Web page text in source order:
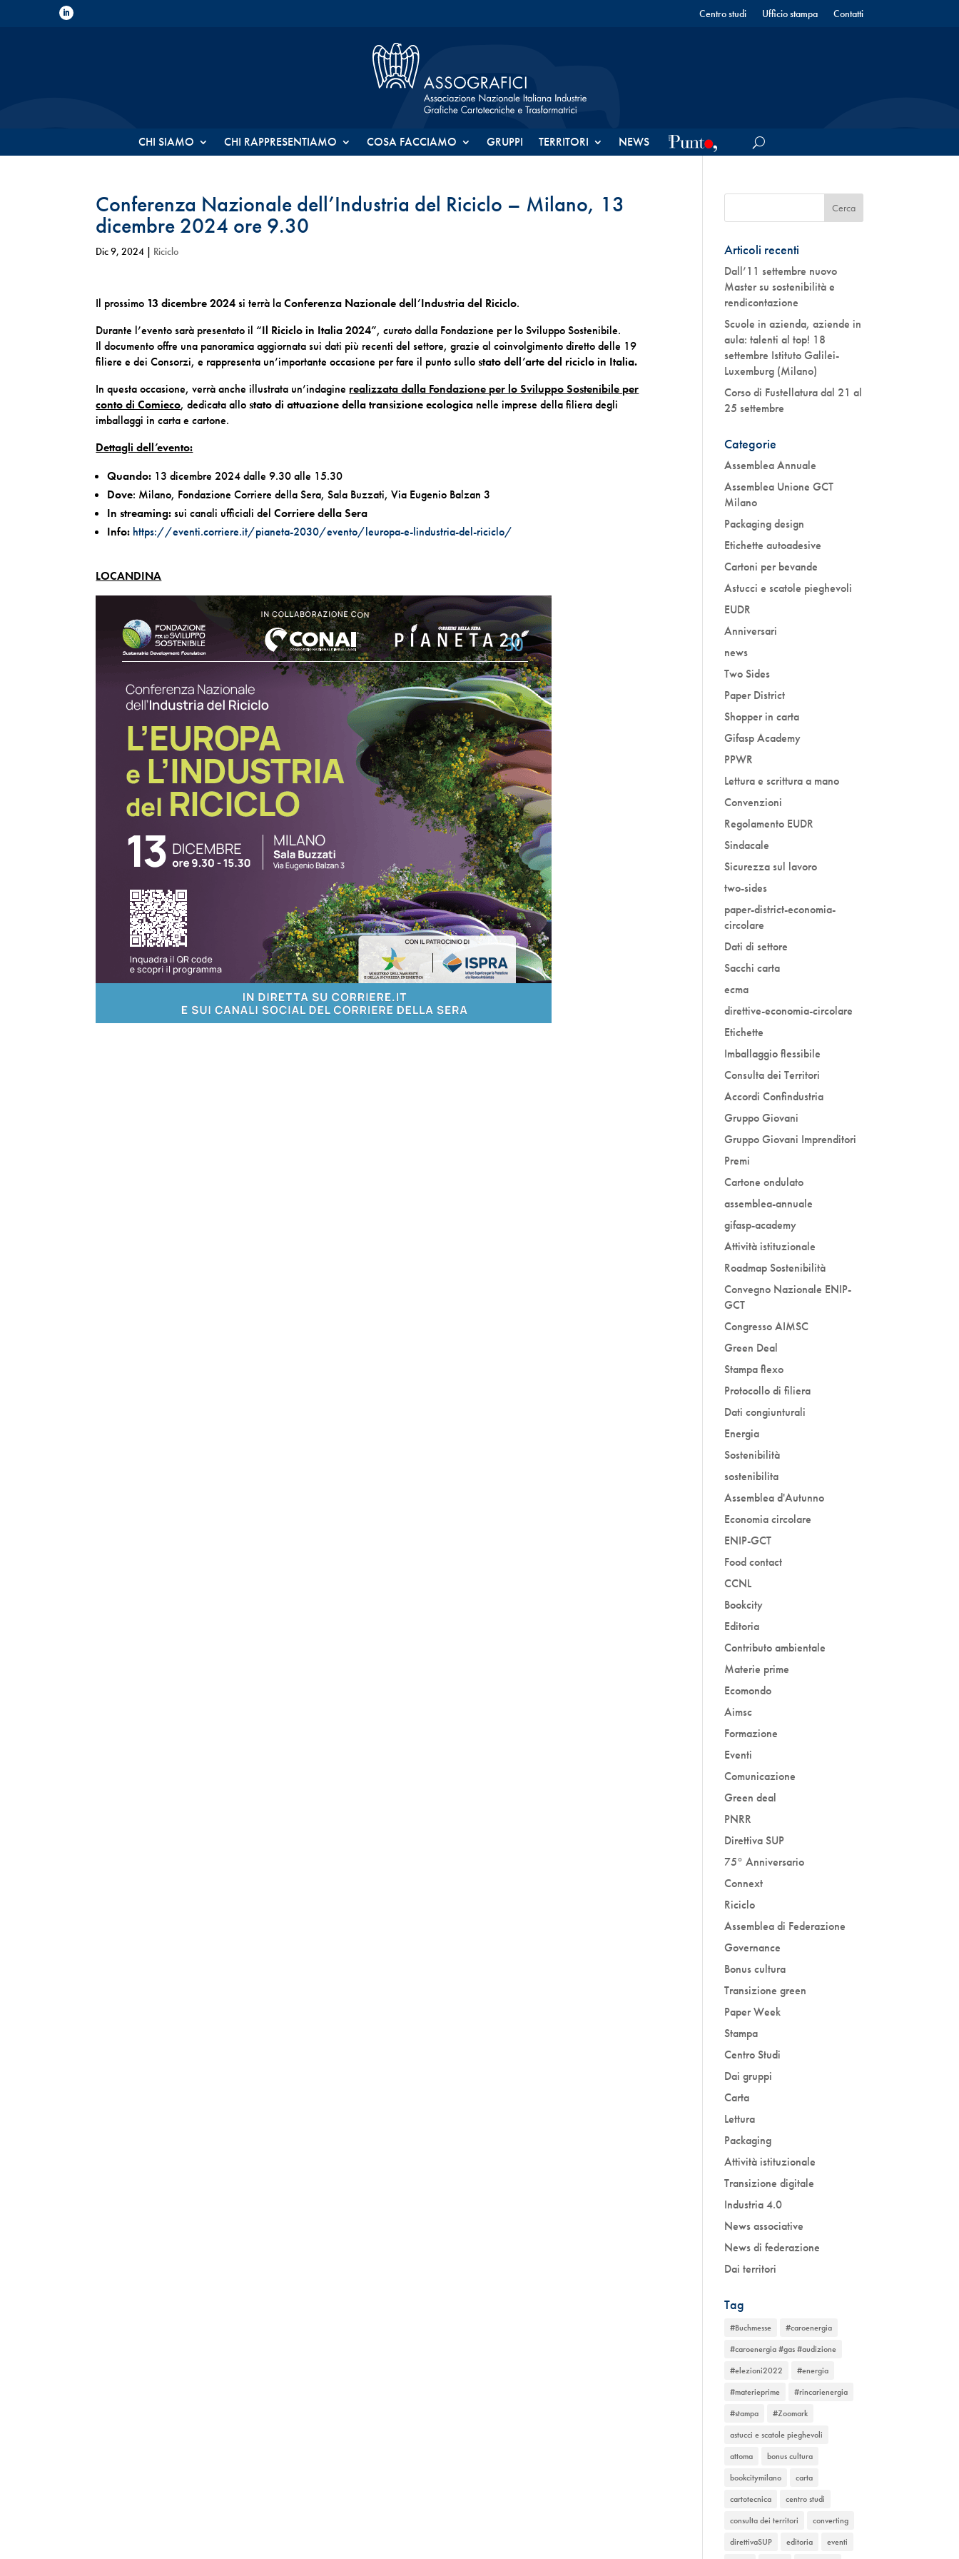
Centro studi Ufficio stampa Contatti
CHI SIAMO CHI RAPPRESENTIAMO COSA FACCIAMO GRUPPI TERRITORI NEWS
Conferenza Nazionale dell’Industria del Riciclo – Milano, 13
dicembre 2024 ore 9.30
Dic 9, 2024 | Riciclo
Il prossimo 13 dicembre 2024si terrà laConferenza Nazionale dell’Industria del Riciclo.
Durante l’evento sarà presentato il“Il Riciclo in Italia 2024”, curato dalla Fondazione per lo Sviluppo Sostenibile.
Il documento offre una panoramica aggiornata sui dati più recenti del settore, grazie al coinvolgimento diretto delle 19
filiere e dei Consorzi, e rappresenta un’importante occasione per fare il punto sullostato dell’arte del riciclo in Italia.
In questa occasione, verrà anche illustrata un’indagine realizzata dalla Fondazione per lo Sviluppo Sostenibile per
conto di Comieco, dedicata allostato di attuazione della transizione ecologica nelle imprese della filiera degli
imballaggi in carta e cartone.
Dettagli dell’evento:
Quando: 13 dicembre 2024 dalle 9.30 alle 15.30
Dove: Milano, Fondazione Corriere della Sera, Sala Buzzati, Via Eugenio Balzan 3
In streaming:sui canali ufficiali delCorriere della Sera
Info: https://eventi.corriere.it/pianeta-2030/evento/leuropa-e-lindustria-del-riciclo/
LOCANDINA
Articoli recenti
Dall’11 settembre nuovo
Master su sostenibilità e
rendicontazione
Scuole in azienda, aziende in
aula: talenti al top! 18
settembre Istituto Galilei-
Luxemburg (Milano)
Corso di Fustellatura dal 21 al
25 settembre
Categorie
Assemblea Annuale
Assemblea Unione GCT
Milano
Packaging design
Etichette autoadesive
Cartoni per bevande
Astucci e scatole pieghevoli
EUDR
Anniversari
news
Two Sides
Paper District
Shopper in carta
Gifasp Academy
PPWR
Lettura e scrittura a mano
Convenzioni
Regolamento EUDR
Sindacale
Sicurezza sul lavoro
two-sides
paper-district-economia-
circolare
Dati di settore
Sacchi carta
ecma
direttive-economia-circolare
Etichette
Imballaggio flessibile
Consulta dei Territori
Accordi Confindustria
Gruppo Giovani
Gruppo Giovani Imprenditori
Premi
Cartone ondulato
assemblea-annuale
gifasp-academy
Attività istituzionale
Roadmap Sostenibilità
Convegno Nazionale ENIP-
GCT
Congresso AIMSC
Green Deal
Stampa flexo
Protocollo di filiera
Dati congiunturali
Energia
Sostenibilità
sostenibilita
Assemblea d'Autunno
Economia circolare
ENIP-GCT
Food contact
CCNL
Bookcity
Editoria
Contributo ambientale
Materie prime
Ecomondo
Aimsc
Formazione
Eventi
Comunicazione
Green deal
PNRR
Direttiva SUP
75° Anniversario
Connext
Riciclo
Assemblea di Federazione
Governance
Bonus cultura
Transizione green
Paper Week
Stampa
Centro Studi
Dai gruppi
Carta
Lettura
Packaging
Attività istituzionale
Transizione digitale
Industria 4.0
News associative
News di federazione
Dai territori
Tag
#Buchmesse
#caroenergia
#caroenergia #gas #audizione
#elezioni2022
#energia
#materieprime
#rincarienergia
#stampa
#Zoomark
astucci e scatole pieghevoli
attoma
bonus cultura
bookcitymilano
carta
cartotecnica
centro studi
consulta dei territori
converting
direttivaSUP
editoria
eventi